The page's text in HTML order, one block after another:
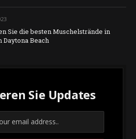
Sie die besten Muschelstrände in
Daytona Beach
Sie Updates